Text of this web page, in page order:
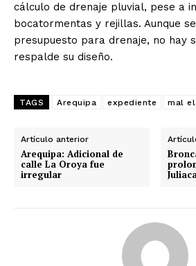
cálculo de drenaje pluvial, pese a
bocatormentas y rejillas. Aunque
presupuesto para drenaje, no hay
respalde su diseño.
TAGS Arequipa expediente mal
Artículo anterior
Arequipa: Adicional de
calle La Oroya fue
irregular